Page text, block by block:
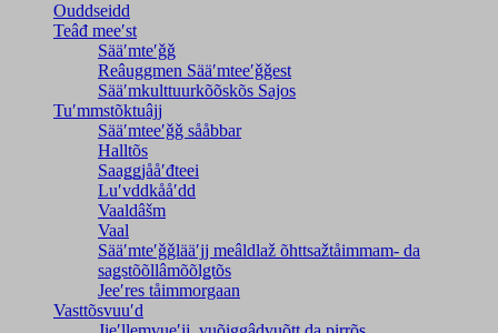
Ouddseidd
Teâđ meeʹst
Sääʹmteʹǧǧ
Reâuggmen Sääʹmteeʹǧǧest
Sääʹmkulttuurkõõskõs Sajos
Tuʹmmstõktuâjj
Sääʹmteeʹǧǧ sååbbar
Halltõs
Saaǥǥjååʹđteei
Luʹvddkååʹdd
Vaaldâšm
Vaal
Sääʹmteʹǧǧlääʹjj meâldlaž õhttsažtåimmam- da
saǥstõõllâmõõlǥtõs
Jeeʹres tåimmorgaan
Vasttõsvuuʹd